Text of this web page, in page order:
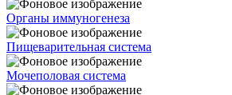
Органы иммуногенеза
Пищеварительная система
Мочеполовая система